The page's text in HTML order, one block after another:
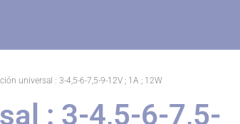
universal : 3-4,5-6-7,5-9-12V ; 1A ; 12W
: 3-4,5-6-7,5-